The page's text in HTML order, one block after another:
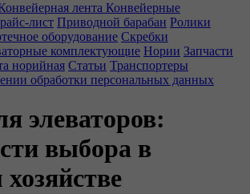
лента Конвейерные
лист Приводной барабан Ролики
оборудование Скребки
комплектующие Нории Запчасти
норийная Статьи Транспортеры
обработки персональных данных
элеваторов:
выбора в